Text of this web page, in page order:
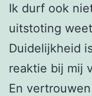
Ik durf ook
uitstoting
Duidelijkheid
reaktie bij mij
En